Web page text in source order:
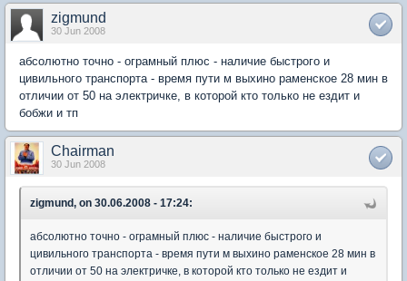
zigmund
30 Jun 2008
абсолютно точно - ограмный плюс - наличие быстрого и
цивильного транспорта - время пути м выхино раменское 28 мин в
отличии от 50 на электричке, в которой кто только не ездит и
бобжи и тп
Chairman
30 Jun 2008
zigmund, on 30.06.2008 - 17:24:
абсолютно точно - ограмный плюс - наличие быстрого и
цивильного транспорта - время пути м выхино раменское 28 мин в
отличии от 50 на электричке, в которой кто только не ездит и